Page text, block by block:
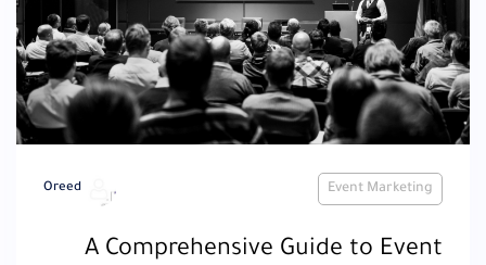
Event Marketing
Oreed
A Comprehensive Guide to Event